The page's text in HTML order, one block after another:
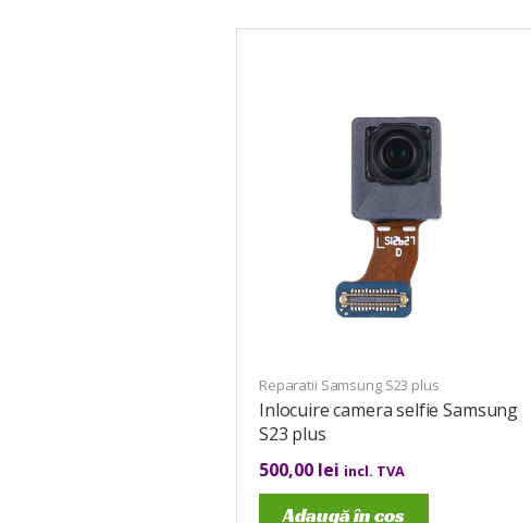
Reparatii Samsung S23 plus
Inlocuire camera selfie Samsung
S23 plus
500,00 lei incl. TVA
Adaugă în coș